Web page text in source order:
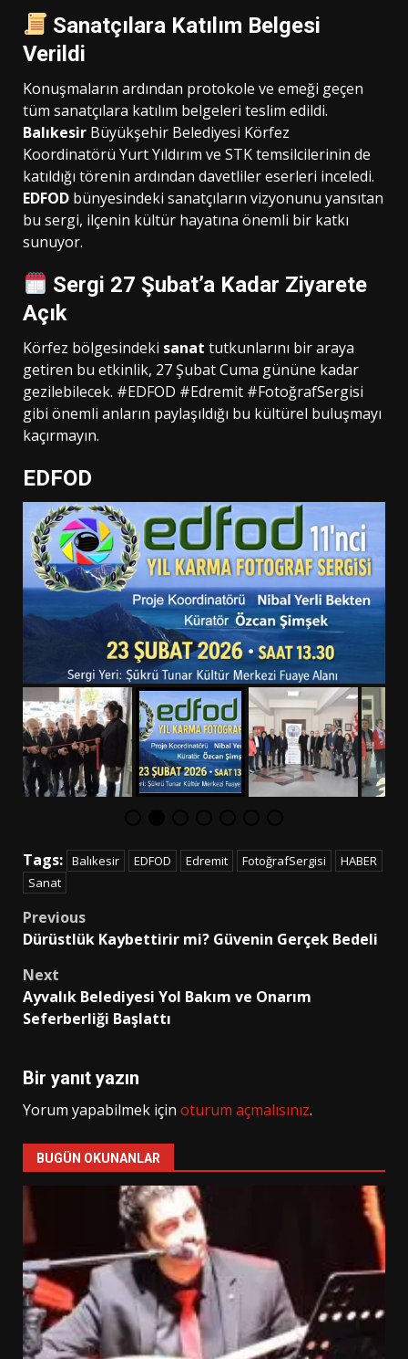
Sanatçılara Katılım Belgesi
Verildi
Konuşmaların ardından protokole ve emeği geçen
tüm sanatçılara katılım belgeleri teslim edildi.
Balıkesir Büyükşehir Belediyesi Körfez
Koordinatörü Yurt Yıldırım ve STK temsilcilerinin de
katıldığı törenin ardından davetliler eserleri inceledi.
EDFOD bünyesindeki sanatçıların vizyonunu yansıtan
bu sergi, ilçenin kültür hayatına önemli bir katkı
sunuyor.
Sergi 27 Şubat’a Kadar Ziyarete
Açık
Körfez bölgesindeki sanat tutkunlarını bir araya
getiren bu etkinlik, 27 Şubat Cuma gününe kadar
gezilebilecek. #EDFOD #Edremit #FotoğrafSergisi
gibi önemli anların paylaşıldığı bu kültürel buluşmayı
kaçırmayın.
EDFOD
Tags: Balıkesir EDFOD Edremit FotoğrafSergisi
HABER
Sanat
Post
navigation
Previous
Dürüstlük Kaybettirir mi? Güvenin Gerçek Bedeli
Next
Ayvalık Belediyesi Yol Bakım ve Onarım
Seferberliği Başlattı
Bir yanıt yazın
Yorum yapabilmek için oturum açmalısınız.
BUGÜN OKUNANLAR